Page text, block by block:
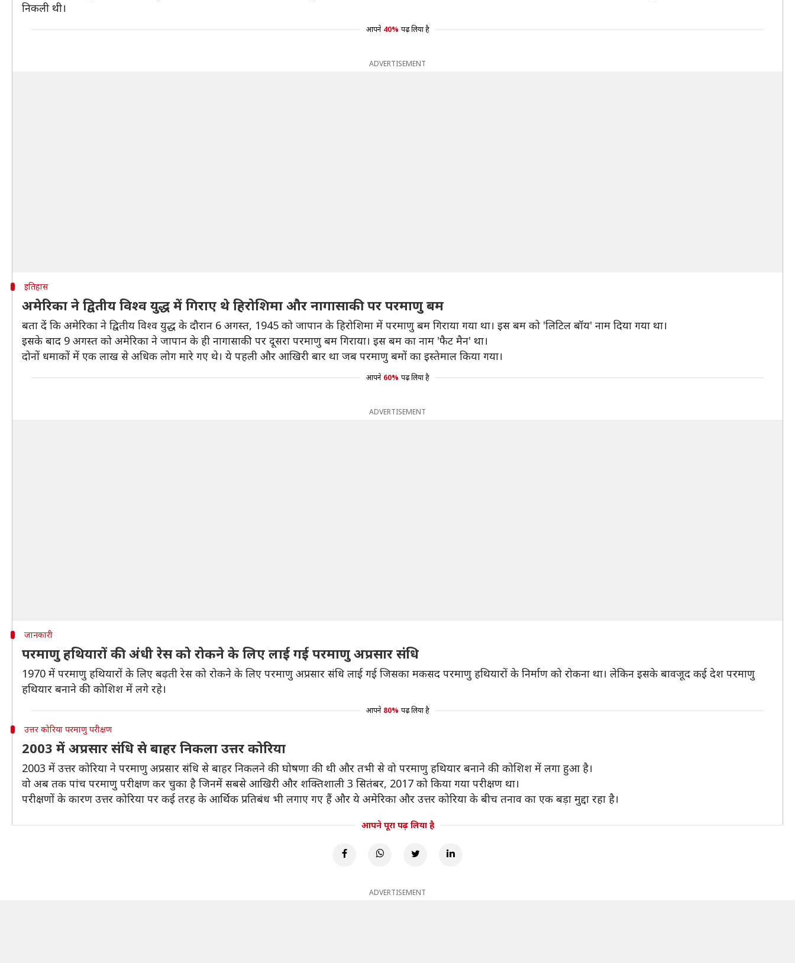
निकली थी।
आपने 40% पढ़ लिया है
ADVERTISEMENT
इतिहास
अमेरिका ने द्वितीय विश्व युद्ध में गिराए थे हिरोशिमा और नागासाकी पर परमाणु बम
बता दें कि अमेरिका ने द्वितीय विश्व युद्ध के दौरान 6 अगस्त, 1945 को जापान के हिरोशिमा में परमाणु बम गिराया गया था। इस बम को 'लिटिल बॉय' नाम दिया गया था।
इसके बाद 9 अगस्त को अमेरिका ने जापान के ही नागासाकी पर दूसरा परमाणु बम गिराया। इस बम का नाम 'फैट मैन' था।
दोनों धमाकों में एक लाख से अधिक लोग मारे गए थे। ये पहली और आखिरी बार था जब परमाणु बमों का इस्तेमाल किया गया।
आपने 60% पढ़ लिया है
ADVERTISEMENT
जानकारी
परमाणु हथियारों की अंधी रेस को रोकने के लिए लाई गई परमाणु अप्रसार संधि
1970 में परमाणु हथियारों के लिए बढ़ती रेस को रोकने के लिए परमाणु अप्रसार संधि लाई गई जिसका मकसद परमाणु हथियारों के निर्माण को रोकना था। लेकिन इसके बावजूद कई देश परमाणु
हथियार बनाने की कोशिश में लगे रहे।
आपने 80% पढ़ लिया है
उत्तर कोरिया परमाणु परीक्षण
2003 में अप्रसार संधि से बाहर निकला उत्तर कोरिया
2003 में उत्तर कोरिया ने परमाणु अप्रसार संधि से बाहर निकलने की घोषणा की थी और तभी से वो परमाणु हथियार बनाने की कोशिश में लगा हुआ है।
वो अब तक पांच परमाणु परीक्षण कर चुका है जिनमें सबसे आखिरी और शक्तिशाली 3 सितंबर, 2017 को किया गया परीक्षण था।
परीक्षणों के कारण उत्तर कोरिया पर कई तरह के आर्थिक प्रतिबंध भी लगाए गए हैं और ये अमेरिका और उत्तर कोरिया के बीच तनाव का एक बड़ा मुद्दा रहा है।
आपने पूरा पढ़ लिया है
ADVERTISEMENT